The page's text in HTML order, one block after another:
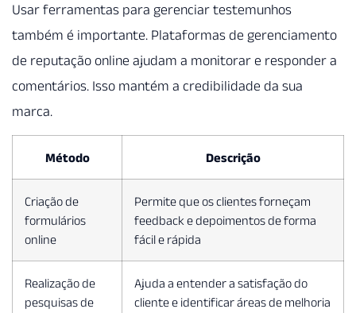
Usar ferramentas para gerenciar testemunhos
também é importante. Plataformas de gerenciamento
de reputação online ajudam a monitorar e responder a
comentários. Isso mantém a credibilidade da sua
marca.
Método Descrição
Criação de
formulários
online
Permite que os clientes forneçam
feedback e depoimentos de forma
fácil e rápida
Realização de
pesquisas de
Ajuda a entender a satisfação do
cliente e identificar áreas de melhoria